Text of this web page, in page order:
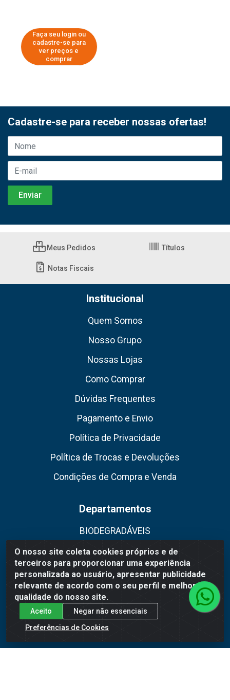
Faça seu login ou
cadastre-se para
ver preços e
comprar
O nosso site coleta cookies próprios e de
terceiros para proporcionar uma experiência
personalizada ao usuário, apresentar publicidade
relevante de acordo com o seu perfil e melhorar a
qualidade do nosso site.
Aceito
Negar não essenciais
Preferências de Cookies
Cadastre-se para receber nossas ofertas!
Meus Pedidos Títulos
Notas Fiscais
Institucional
Quem Somos
Nosso Grupo
Nossas Lojas
Como Comprar
Dúvidas Frequentes
Pagamento e Envio
Política de Privacidade
Política de Trocas e Devoluções
Condições de Compra e Venda
Departamentos
BIODEGRADÁVEIS
DESCARTÁVEIS
EMBALAGENS
FESTAS E CONFEITARIA
HIGIENE E LIMPEZA
MÁQUINAS